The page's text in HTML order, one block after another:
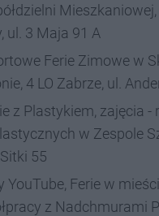
ul. 3 Maja 91 A
Ferie Zimowe w
4 LO Zabrze, ul.
z Plastykiem, zajęcia -
w Zespole
55
YouTube, Ferie w
z Nadchmurami